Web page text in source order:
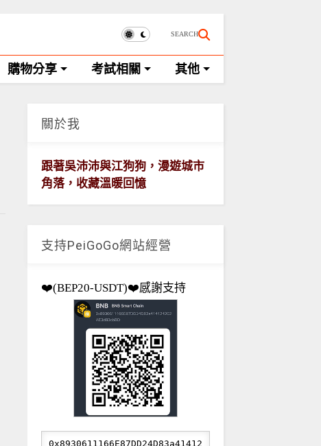
SEARCH
購物分享 考試相關 其他
關於我
跟著吳沛沛與江狗狗，漫遊城市
角落，收藏溫暖回憶
支持PeiGoGo網站經營
❤️(BEP20-USDT)❤️感謝支持